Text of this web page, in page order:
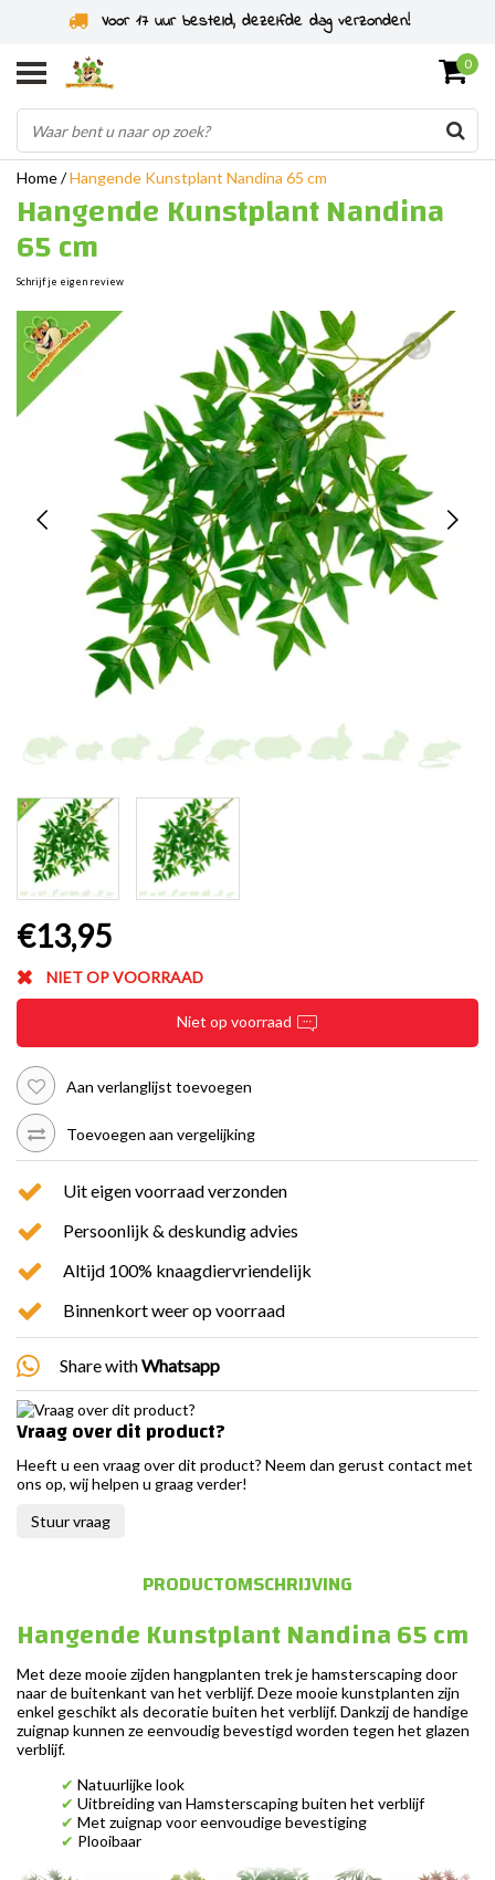
Voor 17 uur besteld, dezelfde dag verzonden!
0
Home/Hangende Kunstplant Nandina 65 cm
Hangende Kunstplant Nandina
65 cm
Schrijf je eigen review
€13,95
NIET OP VOORRAAD
Niet op voorraad
Aan verlanglijst toevoegen
Toevoegen aan vergelijking
Uit eigen voorraad verzonden
Persoonlijk & deskundig advies
Altijd 100% knaagdiervriendelijk
Binnenkort weer op voorraad
Share withWhatsapp
Vraag over dit product?
Heeft u een vraag over dit product? Neem dan gerust contact met
ons op, wij helpen u graag verder!
Stuur vraag
PRODUCTOMSCHRIJVING
Hangende Kunstplant Nandina 65 cm
Met deze mooie zijden hangplanten trek je hamsterscaping door
naar de buitenkant van het verblijf. Deze mooie kunstplanten zijn
enkel geschikt als decoratie buiten het verblijf. Dankzij de handige
zuignap kunnen ze eenvoudig bevestigd worden tegen het glazen
verblijf.
✔ Natuurlijke look
✔ Uitbreiding van Hamsterscaping buiten het verblijf
✔ Met zuignap voor eenvoudige bevestiging
✔ Plooibaar